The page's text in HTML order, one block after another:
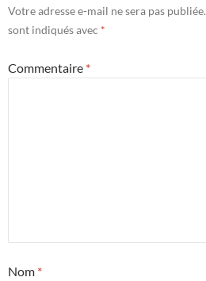
Votre adresse e-mail ne sera pas publiée.
sont indiqués avec *
Commentaire *
Nom *